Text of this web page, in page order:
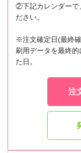
②下記カレンダーで
ださい。
※注文確定日(最終
刷用データを最終
た日。
注